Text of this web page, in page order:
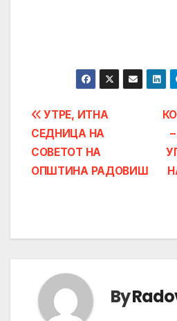
Post
navigation
УТРЕ, ИТНА
СЕДНИЦА НА
СОВЕТОТ НА
ОПШТИНА РАДОВИШ
By